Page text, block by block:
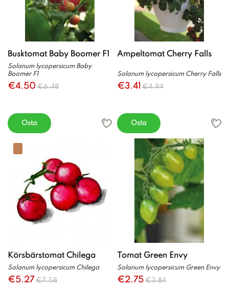
Busktomat Baby Boomer F1
Solanum lycopersicum Baby
Boomer F1
€4.50 €6.48
Osta
Ampeltomat Cherry Falls
Solanum lycopersicum Cherry Falls
€3.41 €4.94
Osta
Körsbärstomat Chilega
Solanum lycopersicum Chilega
€5.27 €7.58
Tomat Green Envy
Solanum lycopersicum Green Envy
€2.75 €3.84